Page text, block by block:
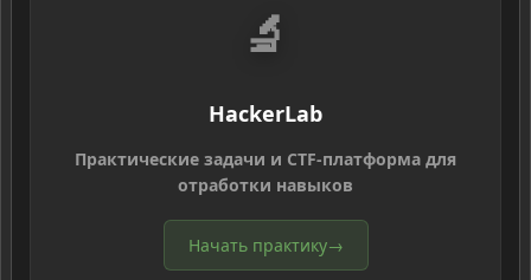
🔬
HackerLab
Практические задачи и CTF-платформа для
отработки навыков
Начать практику→